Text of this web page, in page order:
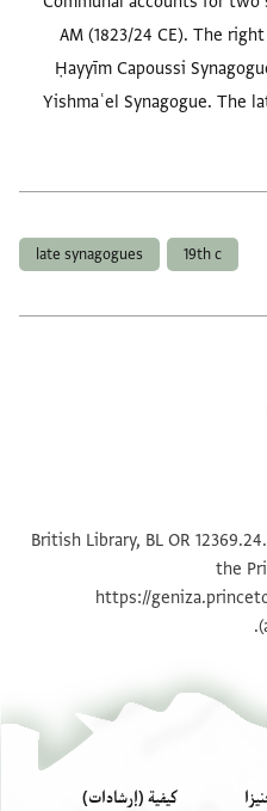
AM (1823/24 CE). The
Ḥayyīm Capoussi
Yishmaʿel Synagogue. The
19th c
late synagogues
British Library, BL OR
the
https://
كيفية (إرشادات)